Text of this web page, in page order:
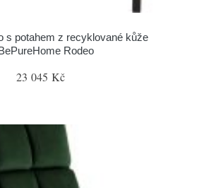
s potahem z recyklované kůže
Rodeo
23 045 Kč